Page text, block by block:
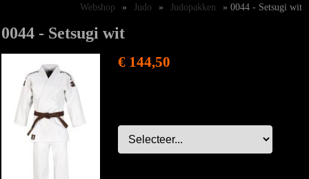
Webshop » Judo » Judopakken » 0044 - Setsugi wit
0044 - Setsugi wit
€ 144,50